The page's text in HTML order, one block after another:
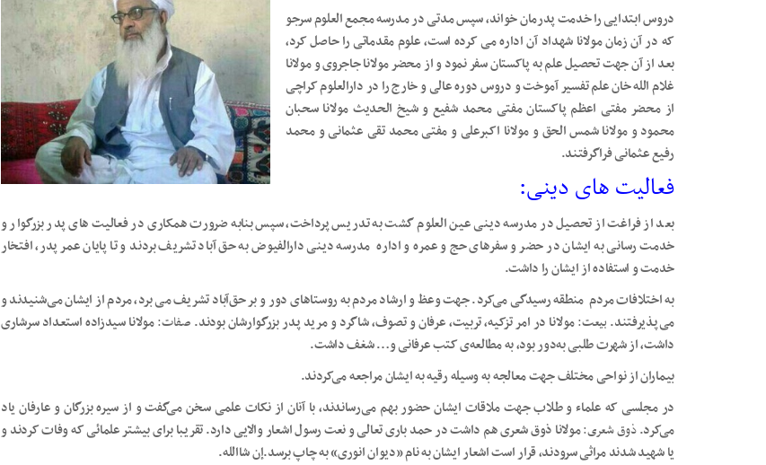
دروس ابتدایی را خدمت پدرمان خواند، سپس مدتی در مدرسه مجمع العلوم سرجو
که در آن زمان مولانا شهداد آن اداره می کرده است، علوم مقدماتی را حاصل کرد،
بعد از آن جهت تحصیل علم به پاکستان سفر نمود و از محضر مولانا جاجروی و مولانا
غلام الله خان علم تفسیر آموخت و دروس دوره عالی و خارج را در دارالعلوم کراچی
از محضر مفتی اعظم پاکستان مفتی محمد شفیع و شیخ الحدیث مولانا سحبان
محمود و مولانا شمس الحق و مولانا اکبرعلی و مفتی محمد تقی عثمانی و محمد
رفیع عثمانی فراگرفتند.
فعالیت های دینی:
بعد از فراغت از تحصیل در مدرسه دینی عین العلوم گشت به تدریس پرداخت، سپس بنابه ضرورت همکاری در فعالیت های پدر بزرگوار و
خدمت رسانی به ایشان در حضر و سفرهای حج و عمره و اداره مدرسه دینی دارالفیوض به حق آباد تشریف بردند و تا پایان عمر پدر، افتخار
خدمت و استفاده از ایشان را داشت.
به اختلافات مردم منطقه رسیدگی می‌کرد. جهت وعظ و ارشاد مردم به روستاهای دور و بر حق‌آباد تشریف می برد، مردم از ایشان می‌شنیدند و
می‌پذیرفتند. بیعت:مولانا در امر تزکیه، تربیت، عرفان و تصوف، شاگرد و مرید پدر بزرگوارشان بودند. صفات:مولانا سیدزاده استعداد سرشاری
داشت، از شهرت طلبی به‌دور بود، به مطالعه‌ی کتب عرفانی و… شغف داشت.
بیماران از نواحی مختلف جهت معالجه به وسیله رقیه به ایشان مراجعه می‌کردند.
در مجلسی که علماء و طلاب جهت ملاقات ایشان حضور بهم می‌رساندند، با آنان از نکات علمی سخن می‌گفت و از سیره بزرگان و عارفان یاد
می‌کرد.ذوق شعری:مولانا ذوق شعری هم داشت در حمد باری تعالی و نعت رسول اشعار والایی دارد. تقریبا برای بیشتر علمائی که وفات کردند و
یا شهید شدند مراثی سرودند، قرار است اشعار ایشان به نام «دیوان انوری» به چاپ برسد.إن شاالله.